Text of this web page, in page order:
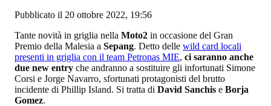
Pubblicato il 20 ottobre 2022, 19:56
Tante novità in griglia nella Moto2 in occasione del Gran
Premio della Malesia a Sepang. Detto delle wild card locali
presenti in griglia con il team Petronas MIE, ci saranno anche
due new entry che andranno a sostituire gli infortunati Simone
Corsi e Jorge Navarro, sfortunati protagonisti del brutto
incidente di Phillip Island. Si tratta di David Sanchis e Borja
Gomez.